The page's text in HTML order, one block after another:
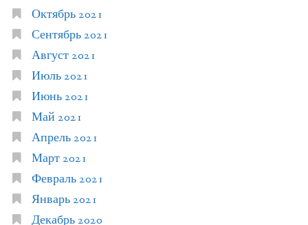
Октябрь 2021
Сентябрь 2021
Август 2021
Июль 2021
Июнь 2021
Май 2021
Апрель 2021
Март 2021
Февраль 2021
Январь 2021
Декабрь 2020